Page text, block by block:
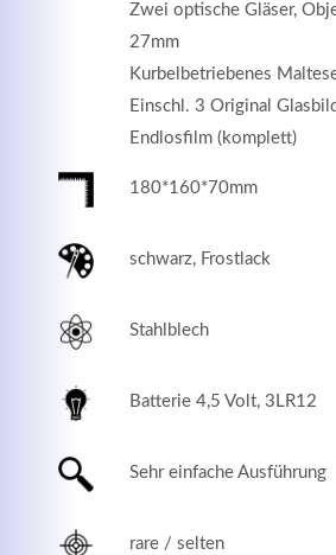
Zwei optische Gläser,
27mm
Kurbelbetriebenes
Einschl. 3 Original
Endlosfilm (komplett)
180*160*70mm
schwarz, Frostlack
Stahlblech
Batterie 4,5 Volt, 3LR12
Sehr einfache Ausführung
rare / selten
Good
Lorem ipsum dolor sit amet,
elit. Aenean commodo ligula
MEHR INFOS
Lorem ipsum dolor sit amet,